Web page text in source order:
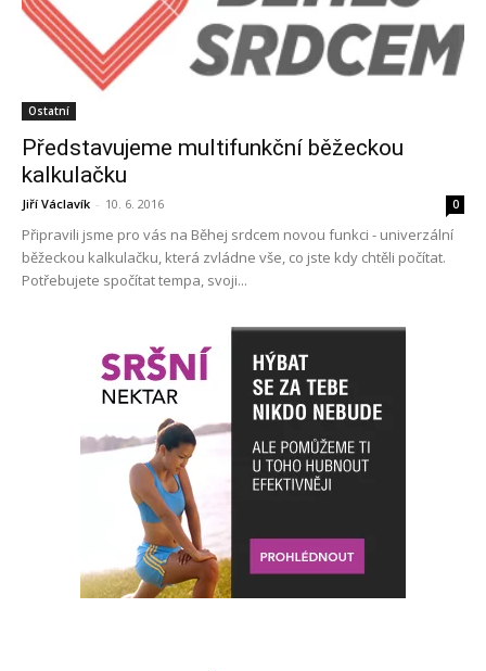
Ostatní
Představujeme multifunkční běžeckou
kalkulačku
Jiří Václavík - 10. 6. 2016 0
Připravili jsme pro vás na Běhej srdcem novou funkci - univerzální
běžeckou kalkulačku, která zvládne vše, co jste kdy chtěli počítat.
Potřebujete spočítat tempa, svoji...